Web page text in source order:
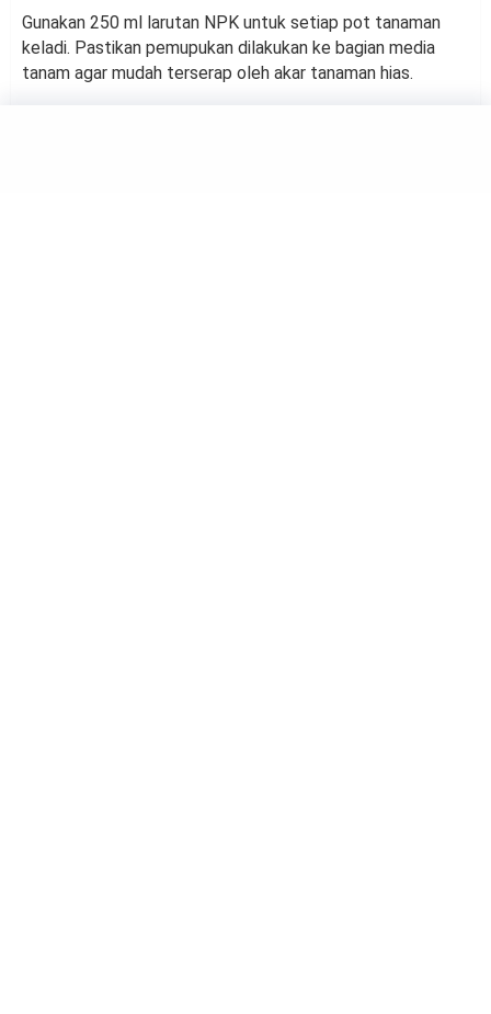
Gunakan 250 ml larutan NPK untuk setiap pot tanaman
keladi. Pastikan pemupukan dilakukan ke bagian media
tanam agar mudah terserap oleh akar tanaman hias.